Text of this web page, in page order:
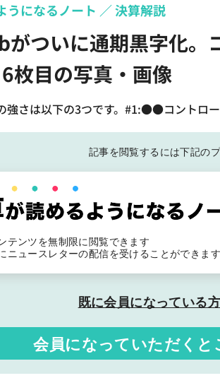
ついに通期黒字化。
枚目の写真・画像
強さは以下の3つです。#1:●●コント
うになるノート 決算解説
記事を閲覧するには下記の
テンツを無制限に閲覧できます
ニュースレターの配信を受けることができます
既に会員になっている
会員になっていただくと